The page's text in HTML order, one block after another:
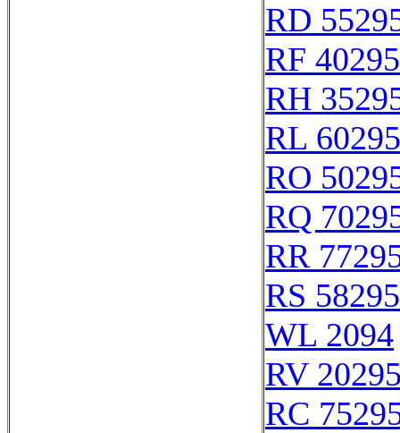
RD
RF 40295
RH
RL 60295
RO
RQ
RR
RS 58295
WL 2094
RV
RC